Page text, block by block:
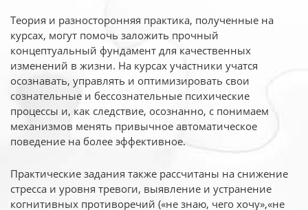
Теория и разносторонняя практика, полученные на
курсах, могут помочь заложить прочный
концептуальный фундамент для качественных
изменений в жизни. На курсах участники учатся
осознавать, управлять и оптимизировать свои
сознательные и бессознательные психические
процессы и, как следствие, осознанно, с понимаем
механизмов менять привычное автоматическое
поведение на более эффективное.
Практические задания также рассчитаны на снижение
стресса и уровня тревоги, выявление и устранение
когнитивных противоречий («не знаю, чего хочу»,«не